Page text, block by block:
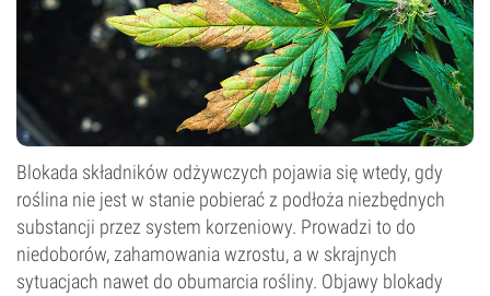
Blokada składników odżywczych pojawia się wtedy, gdy
roślina nie jest w stanie pobierać z podłoża niezbędnych
substancji przez system korzeniowy. Prowadzi to do
niedoborów, zahamowania wzrostu, a w skrajnych
sytuacjach nawet do obumarcia rośliny. Objawy blokady